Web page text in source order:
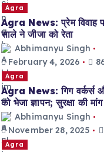
Agra
Agra News: प्रेम विवाह
साले ने जीजा को रेता
Abhimanyu Singh
February 4, 2026
Agra
Agra News: गिग वर्कर्स
को भेजा ज्ञापन; सुरक्षा की मांग
Abhimanyu Singh
November 28, 2025
Agra